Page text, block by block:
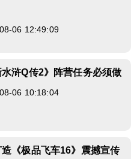
06 12:49:09
浒Q传2》阵营任务必须做
06 10:18:04
《极品飞车16》震撼宣传